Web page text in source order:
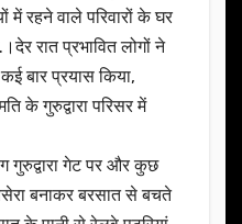
में रहने वाले परिवारों के घर
रात प्रभावित लोगों ने
बार प्रयास किया,
के गुरुद्वारा परिसर में
गुरुद्वारा गेट पर और कुछ
बनाकर बरसात से बचते